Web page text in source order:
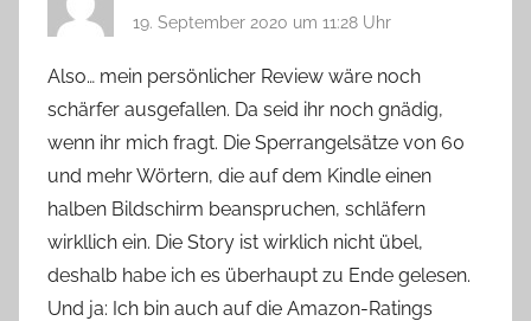
19. September 2020 um 11:28 Uhr
Also… mein persönlicher Review wäre noch
schärfer ausgefallen. Da seid ihr noch gnädig,
wenn ihr mich fragt. Die Sperrangelsätze von 60
und mehr Wörtern, die auf dem Kindle einen
halben Bildschirm beanspruchen, schläfern
wirkllich ein. Die Story ist wirklich nicht übel,
deshalb habe ich es überhaupt zu Ende gelesen.
Und ja: Ich bin auch auf die Amazon-Ratings